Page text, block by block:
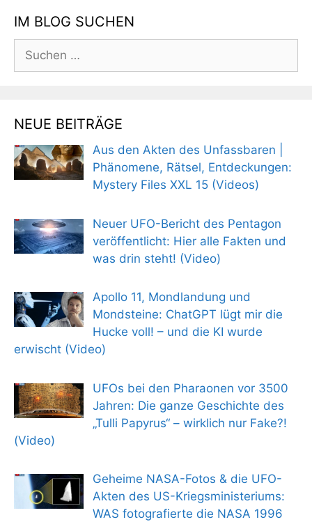
IM BLOG SUCHEN
Suchen
nach:
NEUE BEITRÄGE
Aus den Akten des Unfassbaren |
Phänomene, Rätsel, Entdeckungen:
Mystery Files XXL 15 (Videos)
Neuer UFO-Bericht des Pentagon
veröffentlicht: Hier alle Fakten und
was drin steht! (Video)
Apollo 11, Mondlandung und
Mondsteine: ChatGPT lügt mir die
Hucke voll! – und die KI wurde
erwischt (Video)
UFOs bei den Pharaonen vor 3500
Jahren: Die ganze Geschichte des
„Tulli Papyrus“ – wirklich nur Fake?!
(Video)
Geheime NASA-Fotos & die UFO-
Akten des US-Kriegsministeriums:
WAS fotografierte die NASA 1996